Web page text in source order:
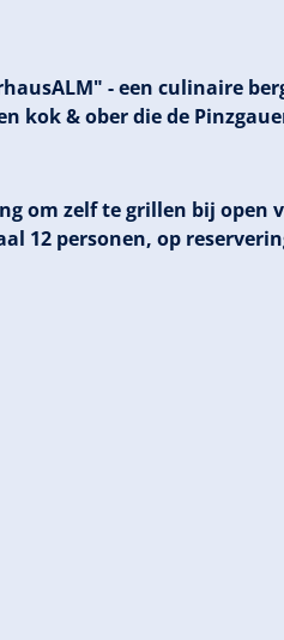
- een culinaire
kok & ober die de
om zelf te grillen bij open
12 personen, op